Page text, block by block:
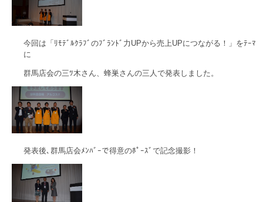
今回は「ﾘﾓﾃﾞﾙｸﾗﾌﾞのﾌﾞﾗﾝﾄﾞ力UPから売上UPにつながる！」をﾃｰﾏ
に
群馬店会の三ﾂ木さん、蜂巣さんの三人で発表しました。
発表後､群馬店会ﾒﾝﾊﾞｰで得意のﾎﾟｰｽﾞで記念撮影！